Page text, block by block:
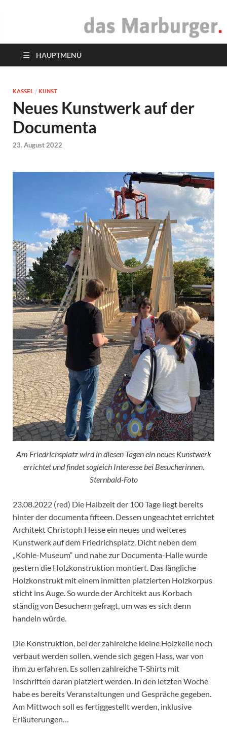
das Marburger.
HAUPTMENÜ
KASSEL / KUNST
Neues Kunstwerk auf der
Documenta
23. August 2022
Am Friedrichsplatz wird in diesen Tagen ein neues Kunstwerk
errichtet und findet sogleich Interesse bei Besucherinnen.
Sternbald-Foto
23.08.2022 (red) Die Halbzeit der 100 Tage liegt bereits
hinter der documenta fifteen. Dessen ungeachtet errichtet
Architekt Christoph Hesse ein neues und weiteres
Kunstwerk auf dem Friedrichsplatz. Dicht neben dem
„Kohle-Museum“ und nahe zur Documenta-Halle wurde
gestern die Holzkonstruktion montiert. Das längliche
Holzkonstrukt mit einem inmitten platzierten Holzkorpus
sticht ins Auge. So wurde der Architekt aus Korbach
ständig von Besuchern gefragt, um was es sich denn
handeln würde.
Die Konstruktion, bei der zahlreiche kleine Holzkeile noch
verbaut werden sollen, wende sich gegen Hass, war von
ihm zu erfahren. Es sollen zahlreiche T-Shirts mit
Inschriften daran platziert werden. In den letzten Woche
habe es bereits Veranstaltungen und Gespräche gegeben.
Am Mittwoch soll es fertiggestellt werden, inklusive
Erläuterungen…